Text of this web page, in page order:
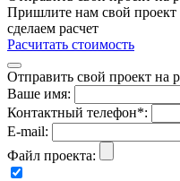
Пришлите нам свой
сделаем расчет
Расчитать стоимость
Отправить свой проект на
Ваше имя:
Контактный телефон*:
E-mail:
Файл проекта: